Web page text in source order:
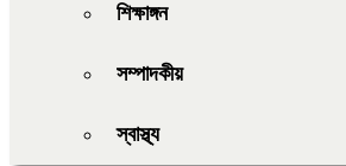
শিক্ষাঙ্গন
সম্পাদকীয়
স্বাস্থ্য